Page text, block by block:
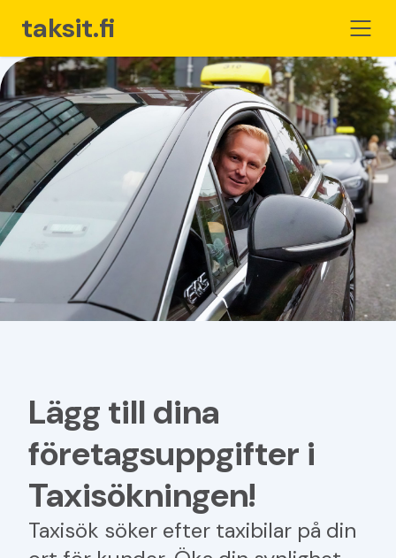
taksit.fi
Hemsida
För Taxiföretagare
Butik
Varukorg
Registrera dig
Logga in
Suomeksi
Lägg till dina
företags­uppgifter i
Taxi­sökningen!
Taxisök söker efter taxibilar på din